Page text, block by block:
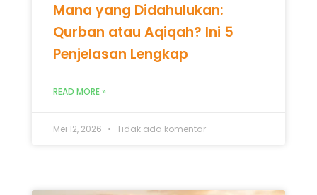
Mana yang Didahulukan:
Qurban atau Aqiqah? Ini 5
Penjelasan Lengkap
READ MORE »
Mei 12, 2026 Tidak ada komentar